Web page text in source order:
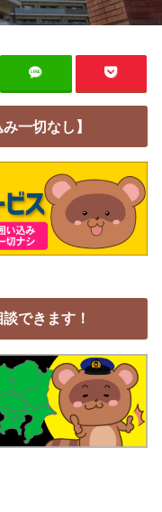
一切なし】
できます！